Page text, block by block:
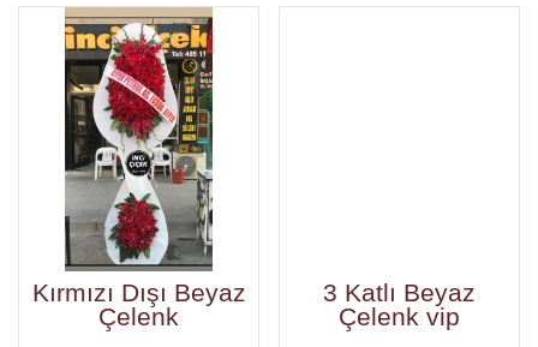
Kırmızı Dışı Beyaz
Çelenk
3 Katlı Beyaz
Çelenk vip